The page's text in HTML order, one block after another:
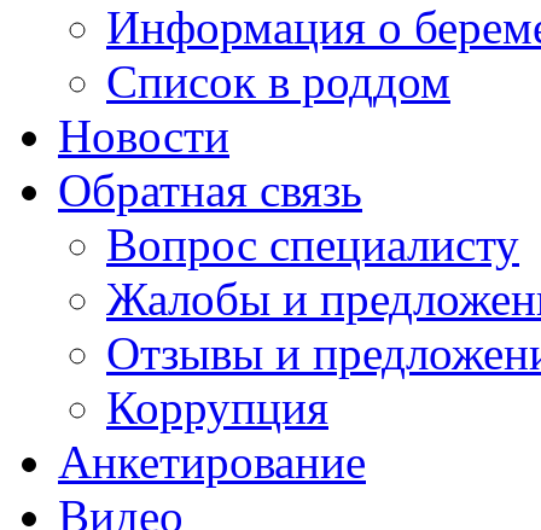
Информация о
Список в роддом
Новости
Обратная связь
Вопрос специалисту
Жалобы и
Отзывы и
Коррупция
Анкетирование
Видео